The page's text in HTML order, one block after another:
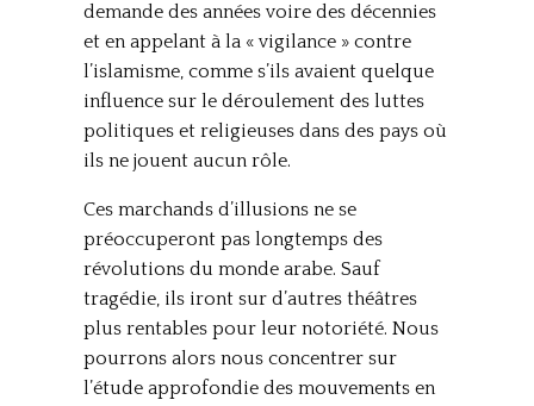
demande des années voire des décennies
et en appelant à la « vigilance » contre
l’islamisme, comme s’ils avaient quelque
influence sur le déroulement des luttes
politiques et religieuses dans des pays où
ils ne jouent aucun rôle.
Ces marchands d’illusions ne se
préoccuperont pas longtemps des
révolutions du monde arabe. Sauf
tragédie, ils iront sur d’autres théâtres
plus rentables pour leur notoriété. Nous
pourrons alors nous concentrer sur
l’étude approfondie des mouvements en